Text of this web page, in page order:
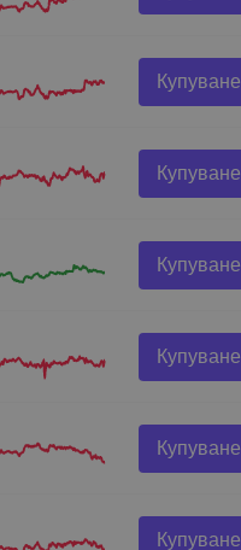
Купуване
Купуване
Купуване
Купуване
Купуване
Купуване